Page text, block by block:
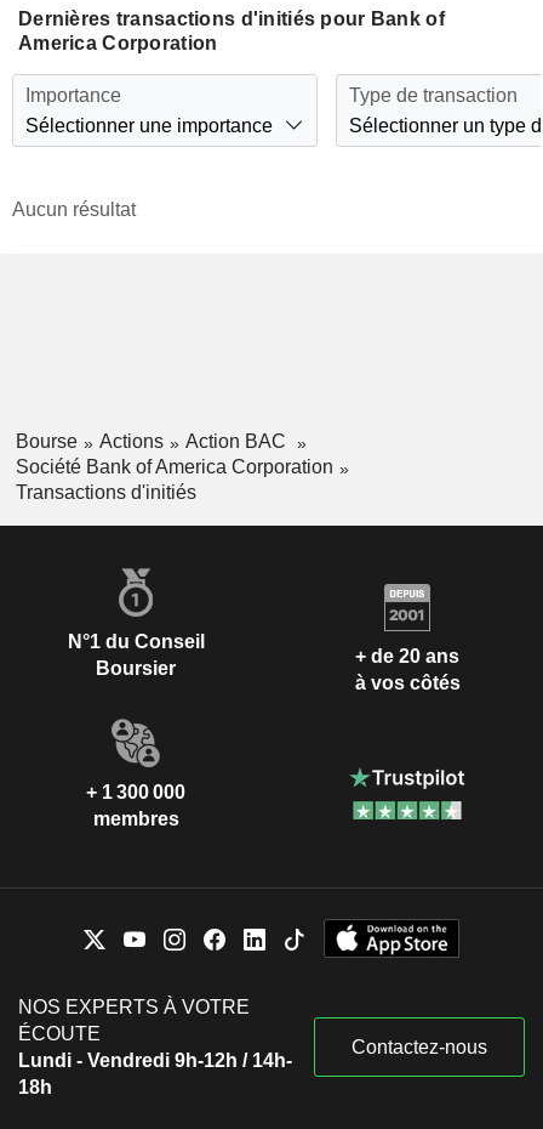
Dernières transactions d'initiés pour Bank of
America Corporation
Importance
Sélectionner une importance
Type de transaction
Sélectionner un type
Aucun résultat
Bourse Actions
Action BAC
Société Bank of America Corporation
Transactions d'initiés
N°1 du Conseil
Boursier
+ de 20 ans
à vos côtés
+ 1 300 000
membres
NOS EXPERTS À VOTRE
ÉCOUTE
Lundi - Vendredi 9h-12h / 14h-
18h
Contactez-nous